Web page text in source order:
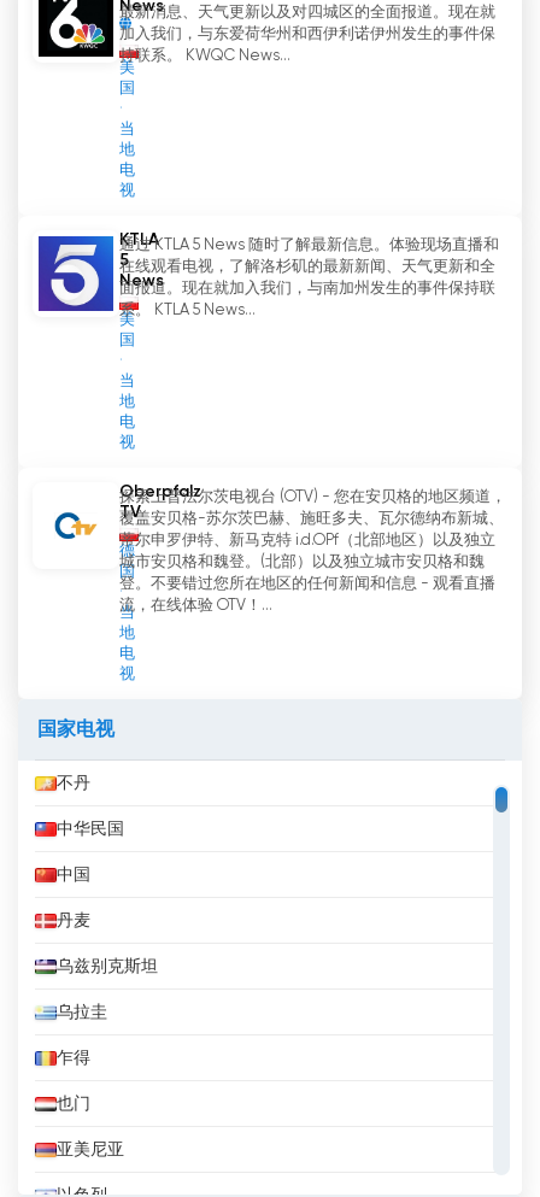
News
美
国
当
地
电
视
最新消息、天气更新以及对四城区的全面报道。现在就
加入我们，与东爱荷华州和西伊利诺伊州发生的事件保
持联系。 KWQC News...
KTLA
5
News
美
国
当
地
电
视
通过 KTLA 5 News 随时了解最新信息。体验现场直播和
在线观看电视，了解洛杉矶的最新新闻、天气更新和全
面报道。现在就加入我们，与南加州发生的事件保持联
系。 KTLA 5 News...
Oberpfalz
TV
德
国
当
地
电
视
探索上普法尔茨电视台 (OTV) - 您在安贝格的地区频道，
覆盖安贝格-苏尔茨巴赫、施旺多夫、瓦尔德纳布新城、
蒂尔申罗伊特、新马克特 i.d.OPf（北部地区）以及独立
城市安贝格和魏登。(北部）以及独立城市安贝格和魏
登。不要错过您所在地区的任何新闻和信息 - 观看直播
流，在线体验 OTV！...
国家电视
不丹
中华民国
中国
丹麦
乌兹别克斯坦
乌拉圭
乍得
也门
亚美尼亚